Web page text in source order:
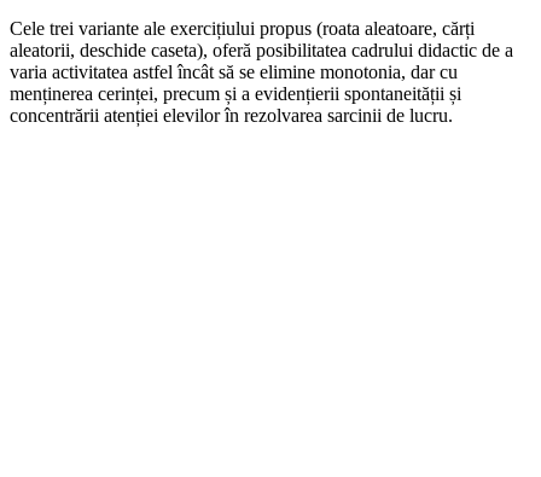
Cele trei variante ale exercițiului propus (roata aleatoare, cărți
aleatorii, deschide caseta), oferă posibilitatea cadrului didactic de a
varia activitatea astfel încât să se elimine monotonia, dar cu
menținerea cerinței, precum și a evidențierii spontaneității și
concentrării atenției elevilor în rezolvarea sarcinii de lucru.